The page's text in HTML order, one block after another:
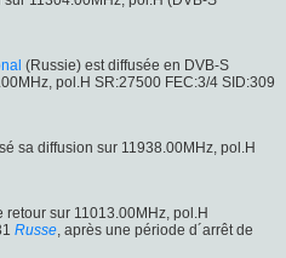
(Russie) est diffusée en DVB-S
pol.H SR:27500 FEC:3/4 SID:309
sa diffusion sur 11938.00MHz, pol.H
retour sur 11013.00MHz, pol.H
Russe, après une période d´arrêt de